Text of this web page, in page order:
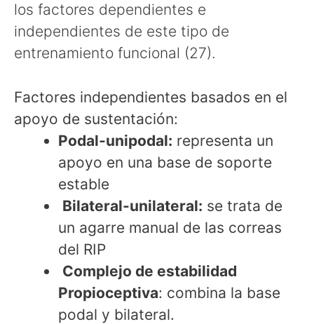
los factores dependientes e
independientes de este tipo de
entrenamiento funcional (27).
Factores independientes basados en el
apoyo de sustentación:
Podal-unipodal: representa un
apoyo en una base de soporte
estable
Bilateral-unilateral: se trata de
un agarre manual de las correas
del RIP
Complejo de estabilidad
Propioceptiva: combina la base
podal y bilateral.